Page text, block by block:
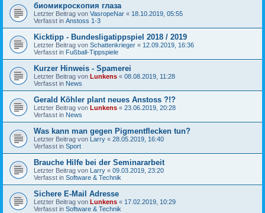
биомикроскопия глаза
Letzter Beitrag von VasropeNar « 18.10.2019, 05:55
Verfasst in Anstoss 1-3
Kicktipp - Bundesligatippspiel 2018 / 2019
Letzter Beitrag von Schattenkrieger « 12.09.2019, 16:36
Verfasst in Fußball-Tippspiele
Kurzer Hinweis - Spamerei
Letzter Beitrag von Lunkens « 08.08.2019, 11:28
Verfasst in News
Gerald Köhler plant neues Anstoss ?!?
Letzter Beitrag von Lunkens « 23.06.2019, 20:28
Verfasst in News
Was kann man gegen Pigmentflecken tun?
Letzter Beitrag von Larry « 28.05.2019, 16:40
Verfasst in Sport
Brauche Hilfe bei der Seminararbeit
Letzter Beitrag von Larry « 09.03.2019, 23:20
Verfasst in Software & Technik
Sichere E-Mail Adresse
Letzter Beitrag von Lunkens « 17.02.2019, 10:29
Verfasst in Software & Technik